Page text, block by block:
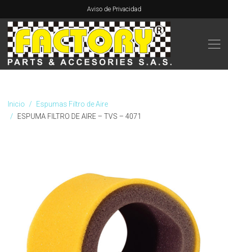
Aviso de Privacidad
Inicio
Espumas Filtro de Aire
ESPUMA FILTRO DE AIRE – TVS – 4071